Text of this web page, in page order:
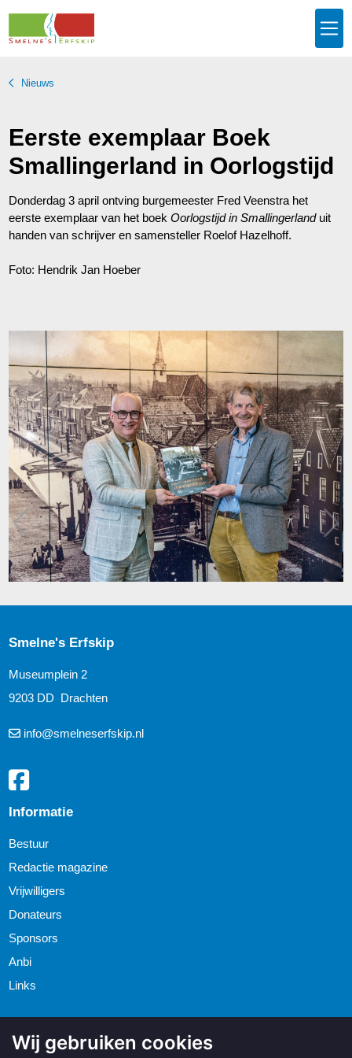
Wij gebruiken cookies
Nieuws
Eerste exemplaar Boek
Smallingerland in Oorlogstijd
Donderdag 3 april ontving burgemeester Fred Veenstra het
eerste exemplaar van het boekOorlogstijd in Smallingerland uit
handen van schrijver en samensteller Roelof Hazelhoff.
Foto: Hendrik Jan Hoeber
Smelne's Erfskip
Museumplein 2
9203 DD Drachten
info@smelneserfskip.nl
Informatie
Bestuur
Redactie magazine
Vrijwilligers
Donateurs
Sponsors
Anbi
Links